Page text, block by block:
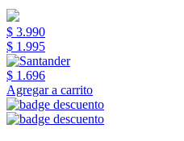
$ 3.990
$ 1.995
$ 1.696
Agregar a carrito